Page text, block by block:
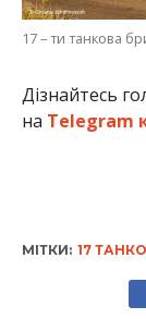
17 – ти танкова
Дізнайтесь
на Telegram
МІТКИ: 17